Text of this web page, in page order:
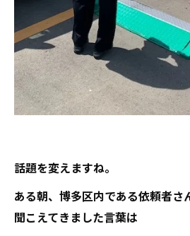
話題を変えますね。
ある朝、博多区内である依頼者さ
聞こえてきました言葉は